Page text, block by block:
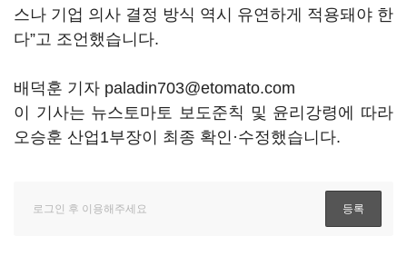
스나 기업 의사 결정 방식 역시 유연하게 적용돼야 한
다”고 조언했습니다.
배덕훈 기자 paladin703@etomato.com
이 기사는 뉴스토마토 보도준칙 및 윤리강령에 따라
오승훈 산업1부장이 최종 확인·수정했습니다.